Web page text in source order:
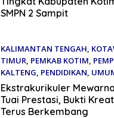
SMPN 2 Sampit
KALIMANTAN TENGAH,
TIMUR, PEMKAB KOTIM,
KALTENG, PENDIDIKAN,
11 Juni 2026
Ekstrakurikuler
Tuai Prestasi, Bukti
Terus Berkembang